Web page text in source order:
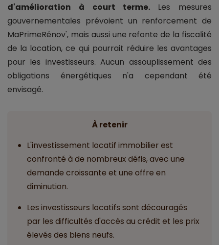
d'amélioration à court terme. Les mesures
gouvernementales prévoient un renforcement de
MaPrimeRénov', mais aussi une refonte de la fiscalité
de la location, ce qui pourrait réduire les avantages
pour les investisseurs. Aucun assouplissement des
obligations énergétiques n'a cependant été
envisagé.
À retenir
L'investissement locatif immobilier est
confronté à de nombreux défis, avec une
demande croissante et une offre en
diminution.
Les investisseurs locatifs sont découragés
par les difficultés d'accès au crédit et les prix
élevés des biens neufs.